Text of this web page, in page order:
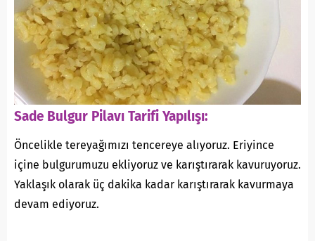
Sade Bulgur Pilavı Tarifi Yapılışı:
Öncelikle tereyağımızı tencereye alıyoruz. Eriyince
içine bulgurumuzu ekliyoruz ve karıştırarak kavuruyoruz.
Yaklaşık olarak üç dakika kadar karıştırarak kavurmaya
devam ediyoruz.